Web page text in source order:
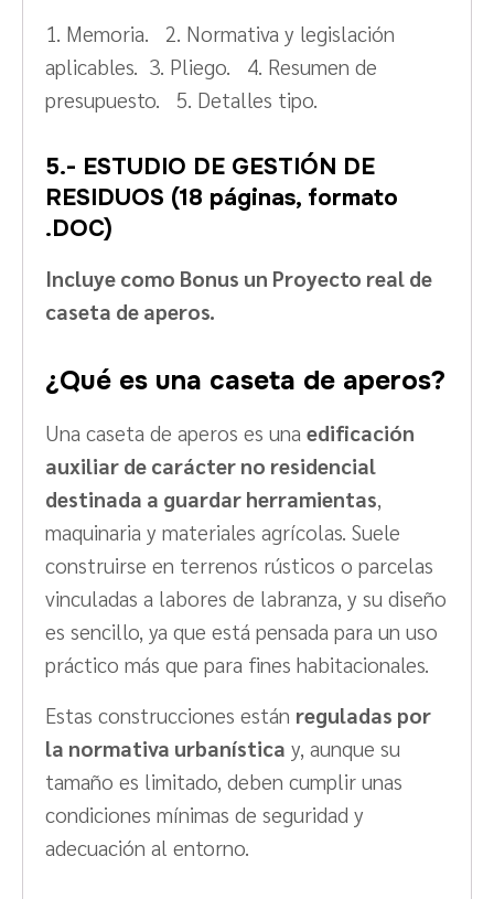
1. Memoria. 2. Normativa y legislación
aplicables. 3. Pliego. 4. Resumen de
presupuesto. 5. Detalles tipo.
5.- ESTUDIO DE GESTIÓN DE
RESIDUOS (18 páginas, formato
.DOC)
Incluye como Bonus un Proyecto real de
caseta de aperos.
¿Qué es una caseta de aperos?
Una caseta de aperos es una edificación
auxiliar de carácter no residencial
destinada a guardar herramientas,
maquinaria y materiales agrícolas. Suele
construirse en terrenos rústicos o parcelas
vinculadas a labores de labranza, y su diseño
es sencillo, ya que está pensada para un uso
práctico más que para fines habitacionales.
Estas construcciones están reguladas por
la normativa urbanística y, aunque su
tamaño es limitado, deben cumplir unas
condiciones mínimas de seguridad y
adecuación al entorno.